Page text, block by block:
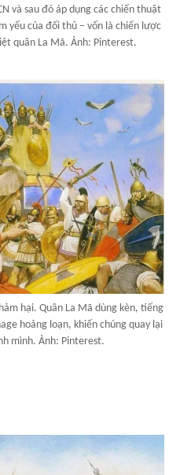
và sau đó áp dụng các chiến thuật
yếu của đối thủ – vốn là chiến lược
quân La Mã. Ảnh: Pinterest.
hại. Quân La Mã dùng kèn, tiếng
hoảng loạn, khiến chúng quay lại
mình. Ảnh: Pinterest.